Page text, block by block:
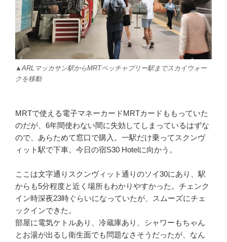
▲ARLマッカサン駅からMRTペッチャブリー駅までスカイウォー
クを移動
MRTで使える電子マネーカードMRTカードももっていた
のだが、6年間使わない間に失効してしまっているはずな
ので、あらためて窓口で購入。一駅だけ乗ってスクンヴ
ィット駅で下車。今日の宿S30 Hotelに向かう。
ここは文字通りスクンヴィット通りのソイ30にあり、駅
からも5分程度と近く場所もわかりやすかった。チェンク
イン時深夜23時ぐらいになっていたが、スムーズにチェ
ックインできた。
部屋に電気ケトルあり、冷蔵庫あり、シャワーもちゃん
とお湯が出るし衛生面でも問題なさそうだったが、なん